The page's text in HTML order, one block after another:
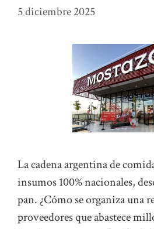
5 diciembre 2025
La cadena argentina de
insumos 100% nacionales,
pan. ¿Cómo se organiza una
proveedores que abastece